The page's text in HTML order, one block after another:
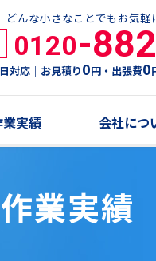
どんな小さなことでもお気
0120-
日対応｜お見積り0円・出張費0
実績 会社につ
業実績